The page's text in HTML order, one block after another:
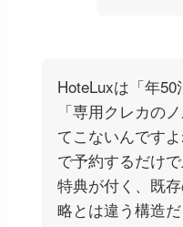
HoteLuxは「年50
「専用クレカの
てこないんです
で予約するだけ
特典が付く、既
略とは違う構造だ